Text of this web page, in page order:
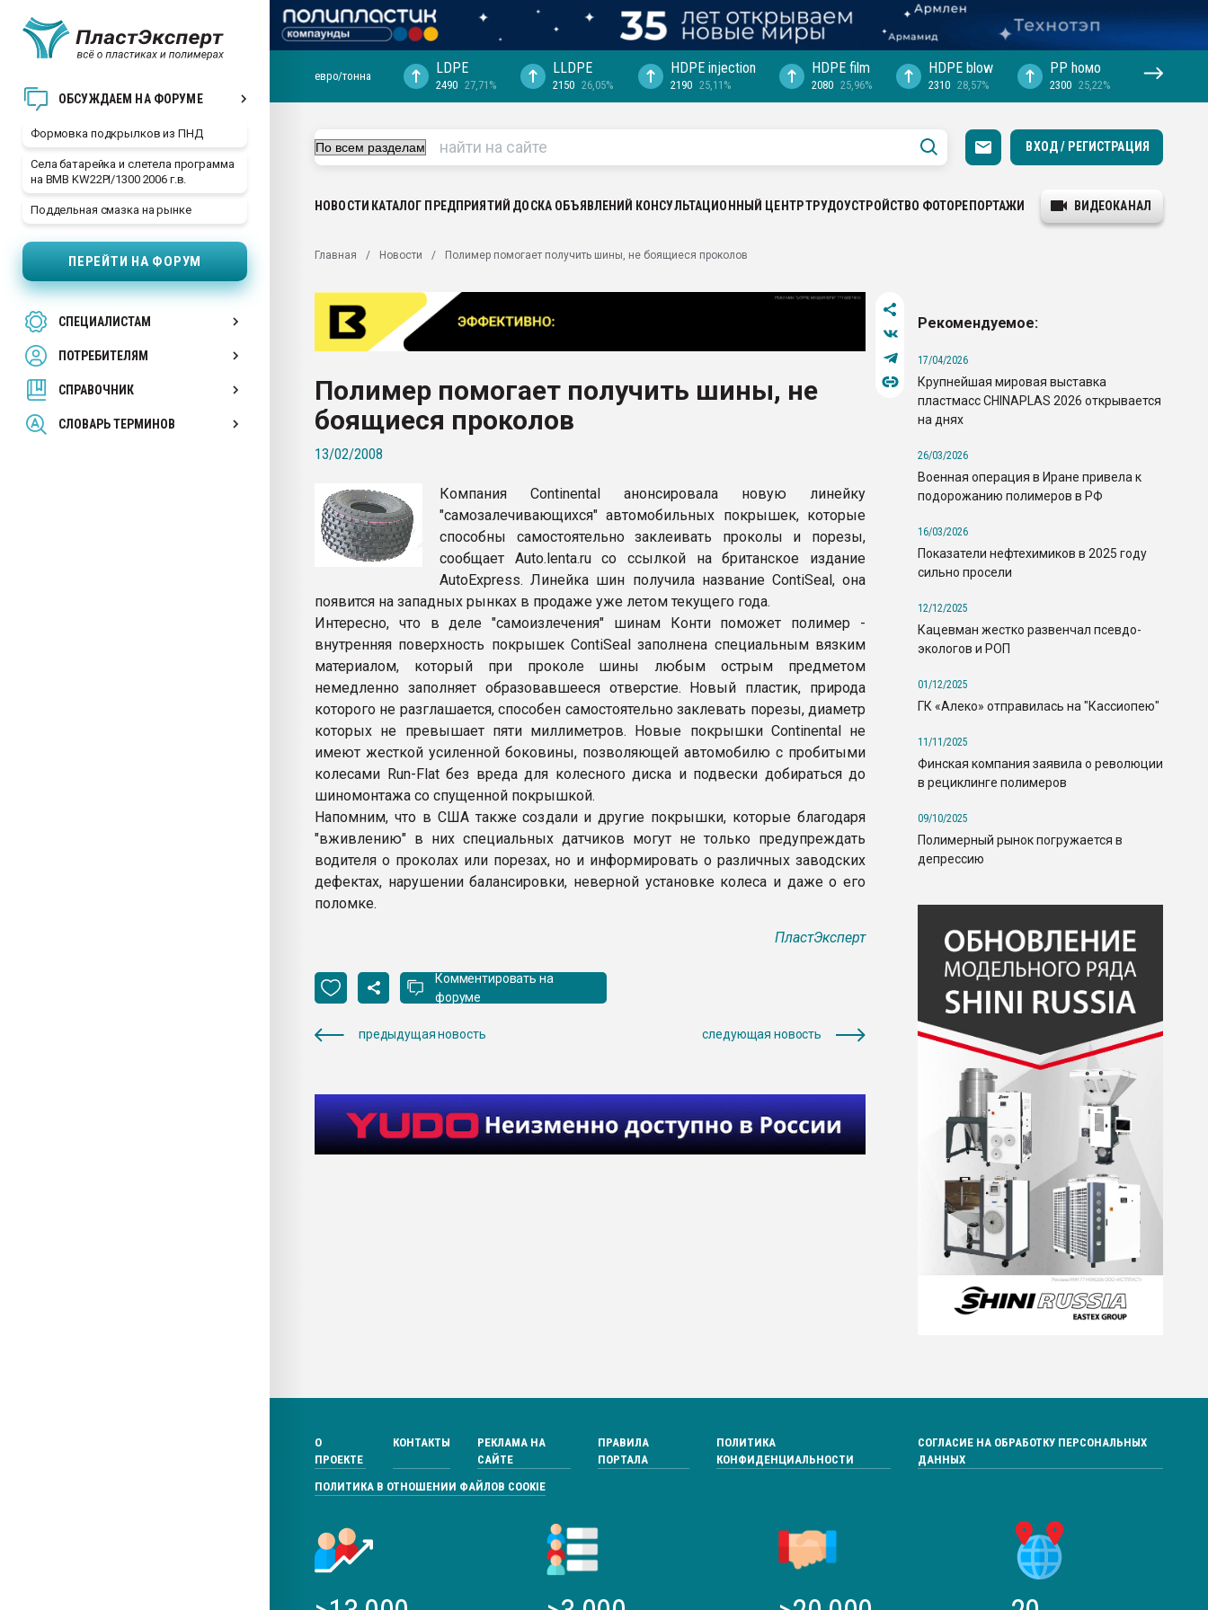
ОБСУЖДАЕМ НА ФОРУМЕ
Формовка подкрылков из ПНД
Села батарейка и слетела программа
на BMB KW22PI/1300 2006 г.в.
Поддельная смазка на рынке
ПЕРЕЙТИ НА ФОРУМ
СПЕЦИАЛИСТАМ
ПОТРЕБИТЕЛЯМ
СПРАВОЧНИК
СЛОВАРЬ ТЕРМИНОВ
29.07.2026 ФРП помог "Ижевскому
Вакуум-формовочные машины:
28.07.2026 Автоматизация выходит на
первый план в переработке
пластмасс
ситуацией на строительном рынке
Всё, что касается выдува ПЭТ
бутылок
ПЕРЕЙТИ НА ФОРУМ
евро/тонна LDPE
2490 27,71%
LLDPE
2150 26,05%
HDPE injection
2190 25,11%
HDPE film
2080 25,96%
HDPE blow
2310 28,57%
PP hомо
2300 25,22%
ВХОД / РЕГИСТРАЦИЯ
НОВОСТИ КАТАЛОГ ПРЕДПРИЯТИЙ ДОСКА ОБЪЯВЛЕНИЙ КОНСУЛЬТАЦИОННЫЙ ЦЕНТРТРУДОУСТРОЙСТВО ФОТОРЕПОРТАЖИ ВИДЕОКАНАЛ
Главная Новости Полимер помогает получить шины, не боящиеся проколов
Полимер помогает получить шины, не
боящиеся проколов
13/02/2008
Компания Continental анонсировала новую линейку
"самозалечивающихся" автомобильных покрышек, которые
способны самостоятельно заклеивать проколы и порезы,
сообщает Auto.lenta.ru со ссылкой на британское издание
AutoExpress. Линейка шин получила название ContiSeal, она
появится на западных рынках в продаже уже летом текущего года.
Интересно, что в деле "самоизлечения" шинам Конти поможет полимер -
внутренняя поверхность покрышек ContiSeal заполнена специальным вязким
материалом, который при проколе шины любым острым предметом
немедленно заполняет образовавшееся отверстие. Новый пластик, природа
которого не разглашается, способен самостоятельно заклевать порезы, диаметр
которых не превышает пяти миллиметров. Новые покрышки Continental не
имеют жесткой усиленной боковины, позволяющей автомобилю с пробитыми
колесами Run-Flat без вреда для колесного диска и подвески добираться до
шиномонтажа со спущенной покрышкой.
Напомним, что в США также создали и другие покрышки, которые благодаря
"вживлению" в них специальных датчиков могут не только предупреждать
водителя о проколах или порезах, но и информировать о различных заводских
дефектах, нарушении балансировки, неверной установке колеса и даже о его
поломке.
ПластЭксперт
Комментировать на
форуме
предыдущая новость следующая новость
Рекомендуемое:
17/04/2026
Крупнейшая мировая выставка
пластмасс CHINAPLAS 2026 открывается
на днях
26/03/2026
Военная операция в Иране привела к
подорожанию полимеров в РФ
16/03/2026
Показатели нефтехимиков в 2025 году
сильно просели
12/12/2025
Кацевман жестко развенчал псевдо-
экологов и РОП
01/12/2025
ГК «Алеко» отправилась на "Кассиопею"
11/11/2025
Финская компания заявила о революции
в рециклинге полимеров
09/10/2025
Полимерный рынок погружается в
депрессию
О
ПРОЕКТЕ
КОНТАКТЫ
РЕКЛАМА НА
САЙТЕ
ПРАВИЛА
ПОРТАЛА
ПОЛИТИКА
КОНФИДЕНЦИАЛЬНОСТИ
СОГЛАСИЕ НА ОБРАБОТКУ ПЕРСОНАЛЬНЫХ
ДАННЫХ
ПОЛИТИКА В ОТНОШЕНИИ ФАЙЛОВ COOKIE